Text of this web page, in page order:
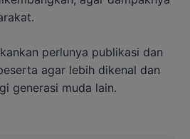
perlunya publikasi dan
agar lebih dikenal dan
generasi muda lain.